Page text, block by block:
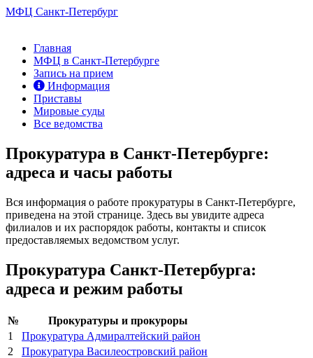
МФЦ Санкт-Петербург
Главная
МФЦ в Санкт-Петербурге
Запись на прием
Информация
Приставы
Мировые суды
Все ведомства
Прокуратура в Санкт-Петербурге:
адреса и часы работы
Вся информация о работе прокуратуры в Санкт-Петербурге,
приведена на этой странице. Здесь вы увидите адреса
филиалов и их распорядок работы, контакты и список
предоставляемых ведомством услуг.
Прокуратура Санкт-Петербурга:
адреса и режим работы
№
Прокуратуры и прокуроры
1
Прокуратура Адмиралтейский район
2
Прокуратура Василеостровский район